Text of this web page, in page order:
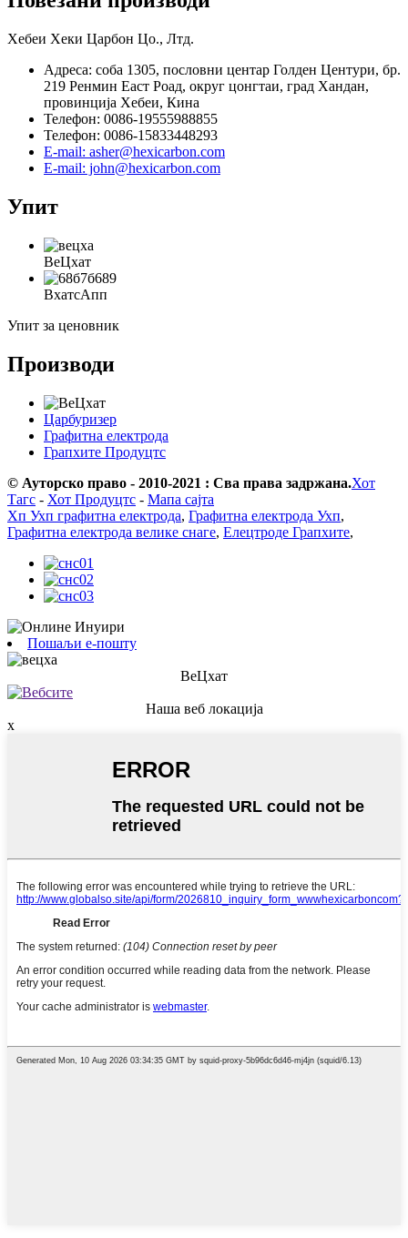
Хебеи Хеки Царбон Цо., Лтд.
Адреса: соба 1305, пословни центар Голден Центури, бр.
219 Ренмин Еаст Роад, округ цонгтаи, град Хандан,
провинција Хебеи, Кина
Телефон: 0086-19555988855
Телефон: 0086-15833448293
E-mail: asher@hexicarbon.com
E-mail: john@hexicarbon.com
Упит
ВеЦхат
ВхатсАпп
Упит за ценовник
Производи
Царбуризер
Графитна електрода
Грапхите Продуцтс
© Ауторско право - 2010-2021 : Сва права задржана.Хот
Тагс - Хот Продуцтс - Мапа сајта
Хп Ухп графитна електрода, Графитна електрода Ухп,
Графитна електрода велике снаге, Елецтроде Грапхите,
Пошаљи е-пошту
ВеЦхат
Наша веб локација
x